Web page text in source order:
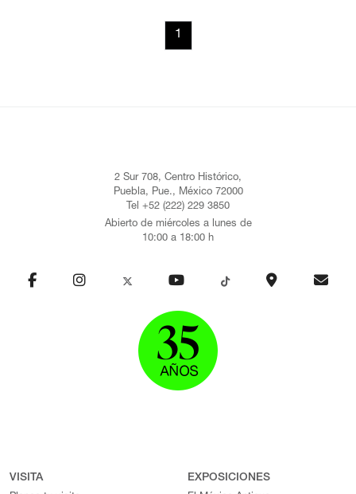
1
2 Sur 708, Centro Histórico,
Puebla, Pue., México 72000
Tel +52 (222) 229 3850
Abierto de miércoles a lunes de
10:00 a 18:00 h
VISITA EXPOSICIONES